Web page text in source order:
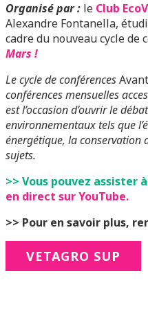
Organisé par : le Club
Alexandre Fontanella,
cadre du nouveau cycle de
Mars !
Le cycle de conférences
conférences mensuelles
est l’occasion d’ouvrir le
environnementaux tels que
énergétique, la conservation
sujets.
>> Vous pouvez assister
en direct sur YouTube.
>> Pour en savoir plus,
VETAGRO SUP